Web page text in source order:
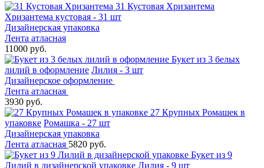
31 Кустовая Хризантема
Хризантема кустовая - 31 шт
Дизайнерская упаковка
Лента атласная
11000 руб.
Букет из 3 белых
лилий в оформление Лилия - 3 шт
Дизайнерское оформление
Лента атласная
3930 руб.
27 Крупных Ромашек в
упаковке Ромашка - 27 шт
Дизайнерская упаковка
Лента атласная 5820 руб.
Букет из 9
Лилий в дизайнерской упаковке Лилия - 9 шт